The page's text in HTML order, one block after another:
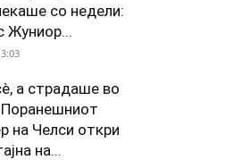
со недели:
Жуниор...
а страдаше во
на Челси откри
на...